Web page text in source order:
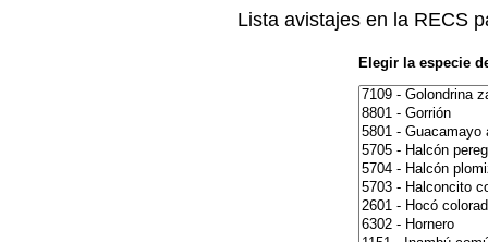
Lista avistajes en la RECS
Elegir la especie